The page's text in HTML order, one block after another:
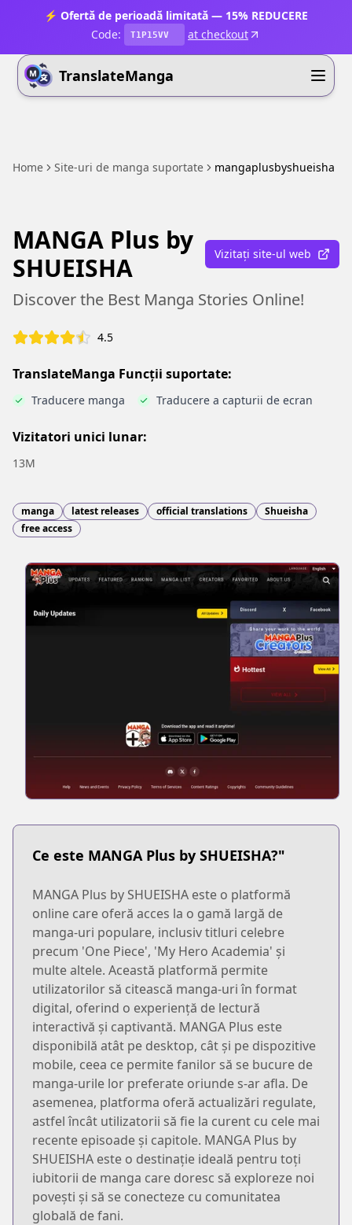
⚡ Ofertă de perioadă limitată — 15% REDUCERE
Code:
T1P15VV at checkout
TranslateManga
Home Site-uri de manga suportate mangaplusbyshueisha
MANGA Plus by
SHUEISHA
Vizitați site-ul web
Discover the Best Manga Stories Online!
4.5
TranslateManga Funcții suportate:
Traducere manga Traducere a capturii de ecran
Vizitatori unici lunar:
13M
manga latest releases official translations
Shueisha
free access
Ce este MANGA Plus by SHUEISHA?"
MANGA Plus by SHUEISHA este o platformă
online care oferă acces la o gamă largă de
manga-uri populare, inclusiv titluri celebre
precum 'One Piece', 'My Hero Academia' și
multe altele. Această platformă permite
utilizatorilor să citească manga-uri în format
digital, oferind o experiență de lectură
interactivă și captivantă. MANGA Plus este
disponibilă atât pe desktop, cât și pe dispozitive
mobile, ceea ce permite fanilor să se bucure de
manga-urile lor preferate oriunde s-ar afla. De
asemenea, platforma oferă actualizări regulate,
astfel încât utilizatorii să fie la curent cu cele mai
recente episoade și capitole. MANGA Plus by
SHUEISHA este o destinație ideală pentru toți
iubitorii de manga care doresc să exploreze noi
povești și să se conecteze cu comunitatea
globală de fani.